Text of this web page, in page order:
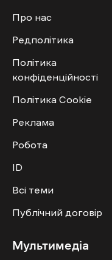
Про нас
Редполітика
Політика
конфіденційності
Політика Cookie
Реклама
Робота
ID
Всі теми
Публічний договір
Мультимедіа